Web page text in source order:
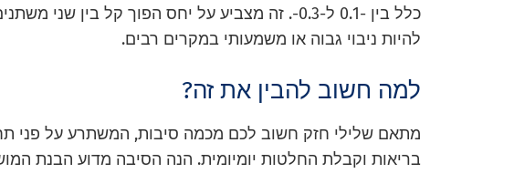
כלל בין -0.1 ל-0.3-. זה מצביע על יחס הפוך קל בין
להיות ניבוי גבוה או משמעותי במקרים רבים.
למה חשוב להבין את זה?
מתאם שלילי חזק חשוב לכם מכמה סיבות, המשתרע על פני
בריאות וקבלת החלטות יומיומית. הנה הסיבה מדוע הבנת